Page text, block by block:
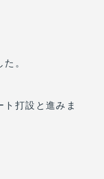
。
打設と進みま